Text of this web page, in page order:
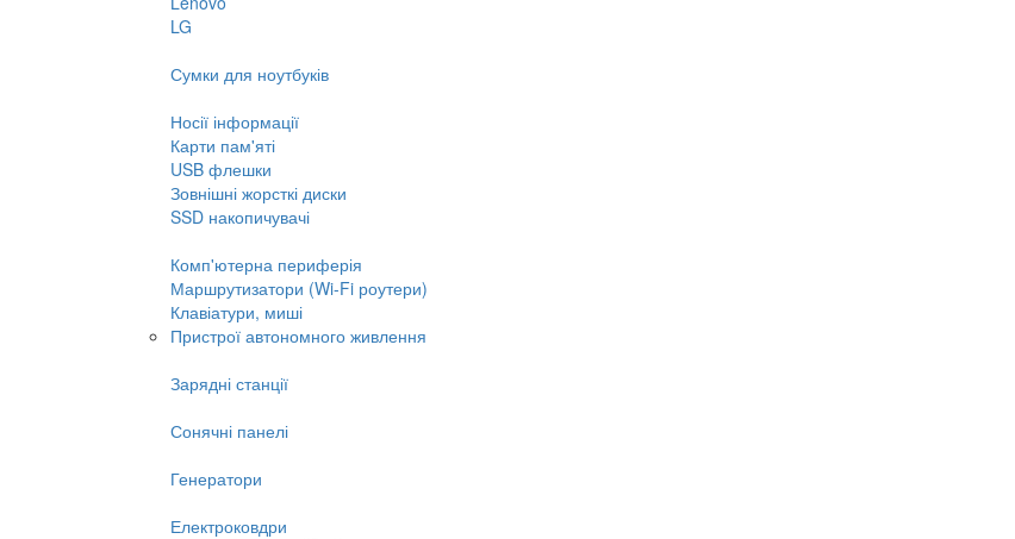
LG
Сумки для ноутбуків
Носії інформації
Карти пам'яті
USB флешки
Зовнішні жорсткі диски
SSD накопичувачі
Комп'ютерна периферія
Маршрутизатори (Wi-Fi роутери)
Клавіатури, миші
Пристрої автономного живлення
Зарядні станції
Сонячні панелі
Генератори
Електроковдри